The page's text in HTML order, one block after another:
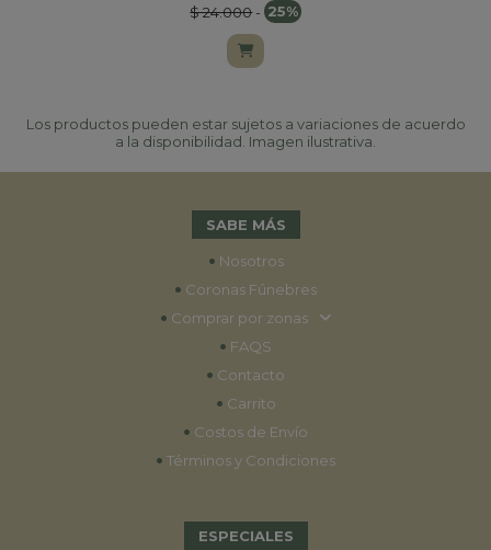
$ 24.000- 25%
Los productos pueden estar sujetos a variaciones de acuerdo
a la disponibilidad. Imagen ilustrativa.
SABE MÁS
• Nosotros
• Coronas Fúnebres
• Comprar por zonas
• FAQS
• Contacto
• Carrito
• Costos de Envío
• Términos y Condiciones
ESPECIALES